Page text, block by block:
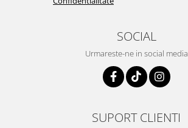
SOCIAL
Urmareste-ne in social media
SUPORT CLIENTI